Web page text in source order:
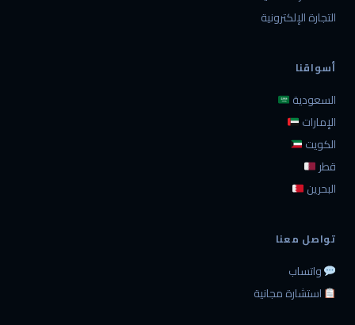
التجارة الإلكترونية
أسواقنا
السعودية
الإمارات
الكويت
قطر
البحرين
تواصل معنا
واتساب
استشارة مجانية